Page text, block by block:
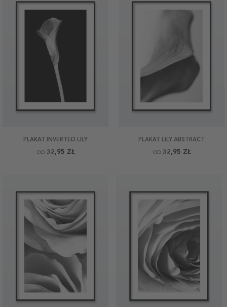
PLAKAT INVERTED LILY
OD 32,95 ZŁ
PLAKAT LILY ABSTRACT
OD 32,95 ZŁ